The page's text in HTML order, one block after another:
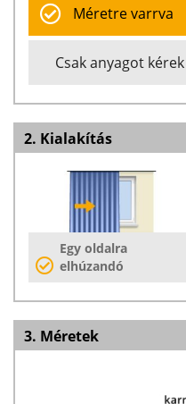
Méretre varrva
Csak anyagot kérek
2. Kialakítás
Egy oldalra
elhúzandó
3. Méretek